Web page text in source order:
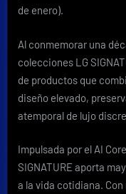
de enero).
Al conmemorar una
colecciones LG
de productos que
diseño elevado,
atemporal de lujo
Impulsada por el AI
SIGNATURE aporta
a la vida cotidiana.